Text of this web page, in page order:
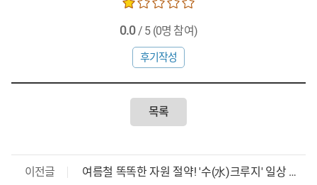
0.0/ 5(0명 참여)
후기작성
목록
이전글
여름철 똑똑한 자원 절약! '수(水)크루지' 일상 속